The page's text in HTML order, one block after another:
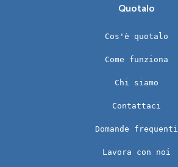
Quotalo
Cos'è quotalo
Come funziona
Chi siamo
Contattaci
Domande frequenti
Lavora con noi